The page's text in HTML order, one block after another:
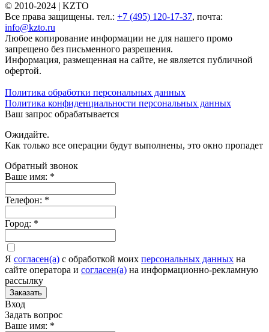
© 2010-2024 | KZTO
Все права защищены. тел.: +7 (495) 120-17-37, почта:
info@kzto.ru
Любое копирование информации не для нашего промо
запрещено без письменного разрешения.
Информация, размещенная на сайте, не является публичной
офертой.
Политика обработки персональных данных
Политика конфиденциальности персональных данных
Ваш запрос обрабатывается
Ожидайте.
Как только все операции будут выполнены, это окно пропадет
Обратный звонок
Ваше имя: *
Телефон: *
Город: *
Я согласен(а) c обработкой моих персональных данных на
сайте оператора и согласен(а) на информационно-рекламную
рассылку
Заказать
Вход
Задать вопрос
Ваше имя: *